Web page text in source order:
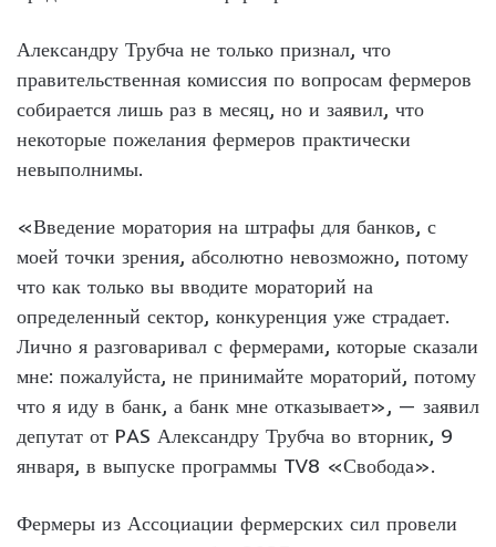
Александру Трубча не только признал, что
правительственная комиссия по вопросам фермеров
собирается лишь раз в месяц, но и заявил, что
некоторые пожелания фермеров практически
невыполнимы.
«Введение моратория на штрафы для банков, с
моей точки зрения, абсолютно невозможно, потому
что как только вы вводите мораторий на
определенный сектор, конкуренция уже страдает.
Лично я разговаривал с фермерами, которые сказали
мне: пожалуйста, не принимайте мораторий, потому
что я иду в банк, а банк мне отказывает», — заявил
депутат от PAS Александру Трубча во вторник, 9
января, в выпуске программы TV8 «Свобода».
Фермеры из Ассоциации фермерских сил провели